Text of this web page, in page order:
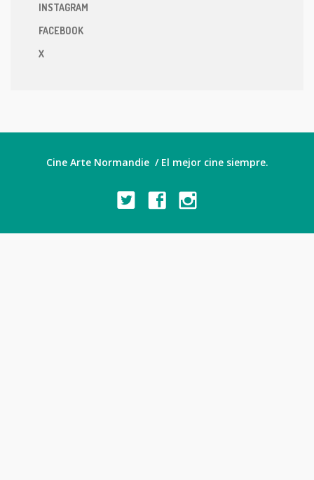
INSTAGRAM
FACEBOOK
X
Cine Arte Normandie / El mejor cine siempre.